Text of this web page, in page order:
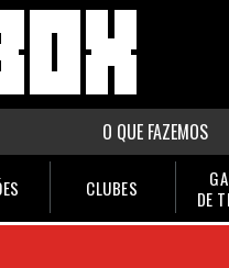
O QUE FAZEMOS
CLUBES
DE